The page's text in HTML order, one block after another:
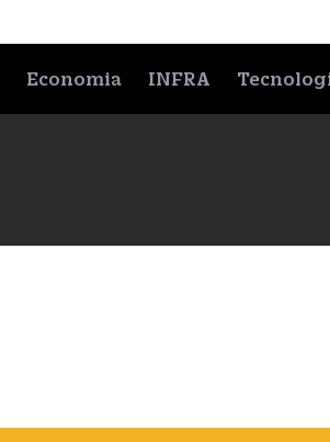
Economia INFRA